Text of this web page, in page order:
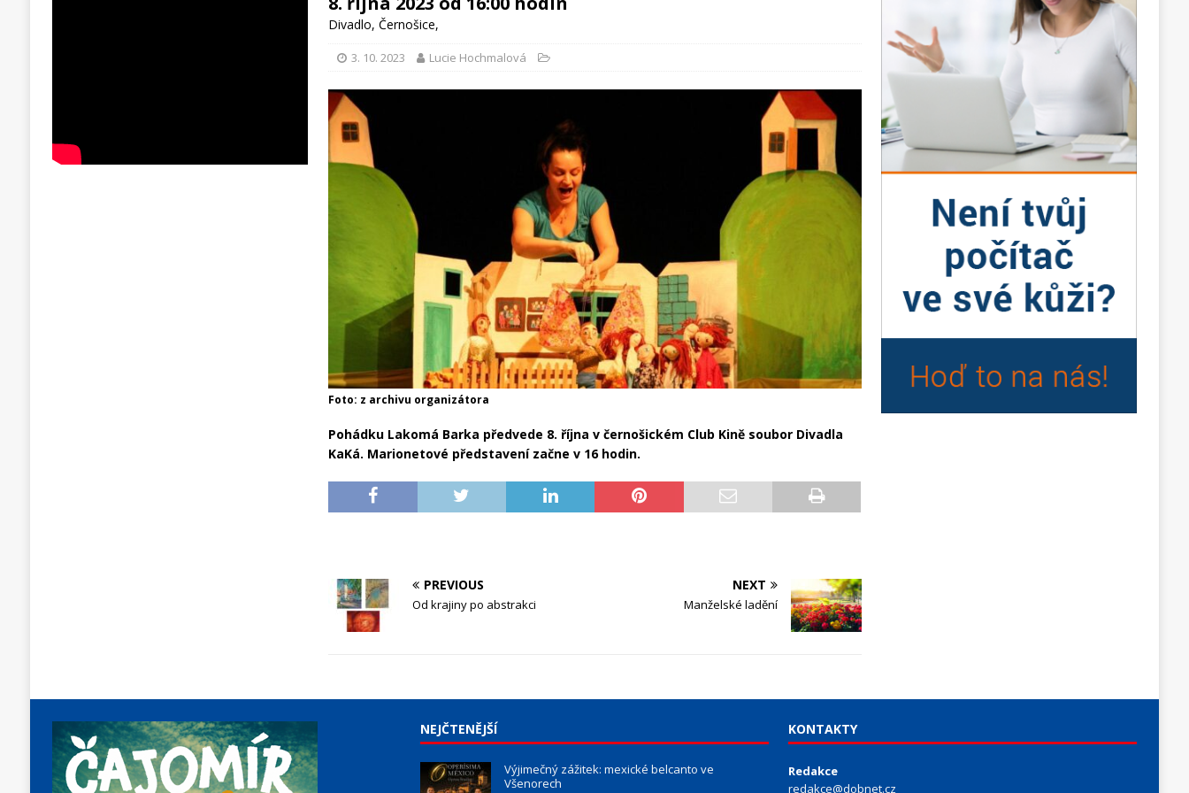
Divadlo,Černošice,
3. 10. 2023 Lucie Hochmalová
Foto: z archivu organizátora
Pohádku Lakomá Barka předvede 8. října v černošickém Club Kině soubor Divadla
KaKá. Marionetové představení začne v 16 hodin.
PREVIOUS
Od krajiny po abstrakci
NEXT
Manželské ladění
NEJČTENĚJŠÍ
Výjimečný zážitek: mexické belcanto ve
Všenorech
KONTAKTY
Redakce
redakce@dobnet.cz